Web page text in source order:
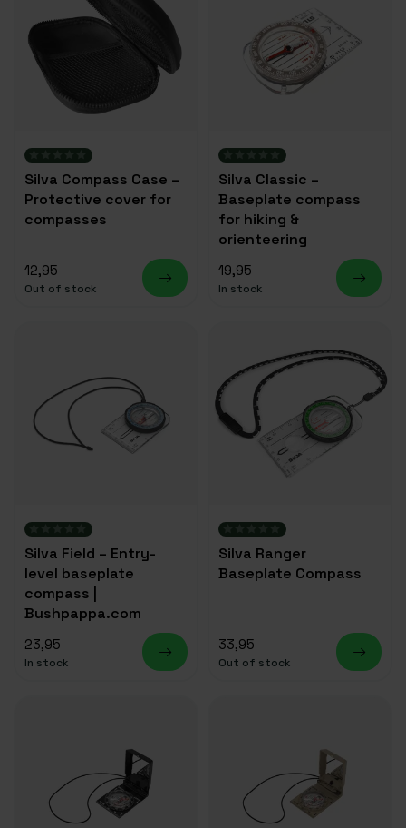
Silva Compass Case –
Protective cover for
compasses
12,95
Out of stock
Silva Classic –
Baseplate compass
for hiking &
orienteering
19,95
In stock
Silva Field – Entry-
level baseplate
compass |
Bushpappa.com
23,95
In stock
Silva Ranger
Baseplate Compass
33,95
Out of stock